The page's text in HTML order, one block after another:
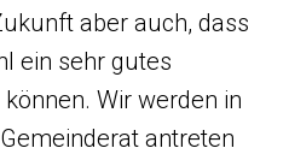
aber auch, dass
ein sehr gutes
Wir werden in
antreten